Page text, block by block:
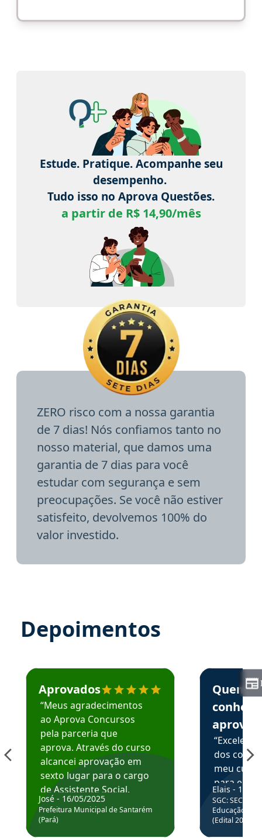
Estude. Pratique. Acompanhe seu
desempenho.
Tudo isso no Aprova Questões.
a partir de R$ 14,90/mês
ZERO risco com a nossa garantia
de 7 dias! Nós confiamos tanto no
nosso material, que damos uma
garantia de 7 dias para você
estudar com segurança e sem
preocupações. Se você não estiver
satisfeito, devolvemos 100% do
valor investido.
Depoimentos
Estudante José recomenda o Aprova Concursos em
Aprovados
“Meus agradecimentos
ao Aprova Concursos
pela parceria que
aprova. Através do curso
alcancei aprovação em
sexto lugar para o cargo
de Assistente Social.
Hoje estou atuando na
Prefeitura de Santarém.
José - 16/05/2025
Prefeitura Municipal de Santarém
(Pará)
Estudante
Quem
aprova
dos
meu
para
colocar
através
de
Elais - 15/
SGC: SEC BA
Educação
(Edital